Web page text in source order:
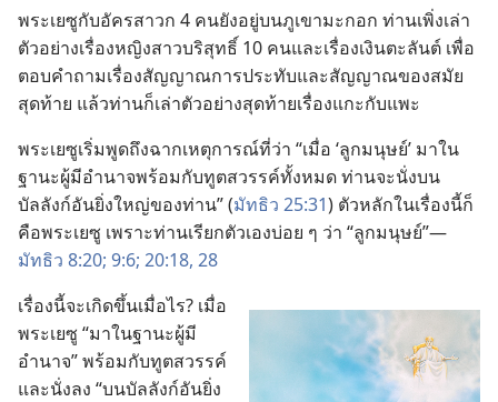
พระ​เยซู​กับ​อัครสาวก 4 คน​ยัง​อยู่​บน​ภูเขา​มะกอก ท่าน​เพิ่ง​เล่า​
ตัว​อย่าง​เรื่อง​หญิง​สาว​บริสุทธิ์ 10 คน​และ​เรื่อง​เงิน​ตะลันต์ เพื่อ​
ตอบ​คำ​ถาม​เรื่อง​สัญญาณ​การ​ประทับ​และ​สัญญาณ​ของ​สมัย​
สุด​ท้าย แล้ว​ท่าน​ก็​เล่า​ตัว​อย่าง​สุด​ท้าย​เรื่อง​แกะ​กับ​แพะ
พระ​เยซู​เริ่ม​พูด​ถึง​ฉาก​เหตุ​การณ์​ที่​ว่า “เมื่อ ‘ลูก​มนุษย์’ มา​ใน​
ฐานะ​ผู้​มี​อำนาจ​พร้อม​กับ​ทูตสวรรค์​ทั้ง​หมด ท่าน​จะ​นั่ง​บน​
บัลลังก์​อัน​ยิ่ง​ใหญ่​ของ​ท่าน” (มัทธิว 25:31) ตัว​หลัก​ใน​เรื่อง​นี้​ก็​
คือ​พระ​เยซู เพราะ​ท่าน​เรียก​ตัว​เอง​บ่อย ๆ ว่า “ลูก​มนุษย์”—
มัทธิว 8:20; 9:6; 20:18, 28
เรื่อง​นี้​จะ​เกิด​ขึ้น​เมื่อ​ไร? เมื่อ​
พระ​เยซู “มา​ใน​ฐานะ​ผู้​มี​
อำนาจ” พร้อม​กับ​ทูตสวรรค์​
และ​นั่ง​ลง “บน​บัลลังก์​อัน​ยิ่ง​